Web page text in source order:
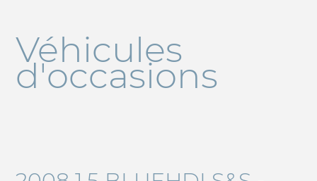
Véhicules
d'occasions